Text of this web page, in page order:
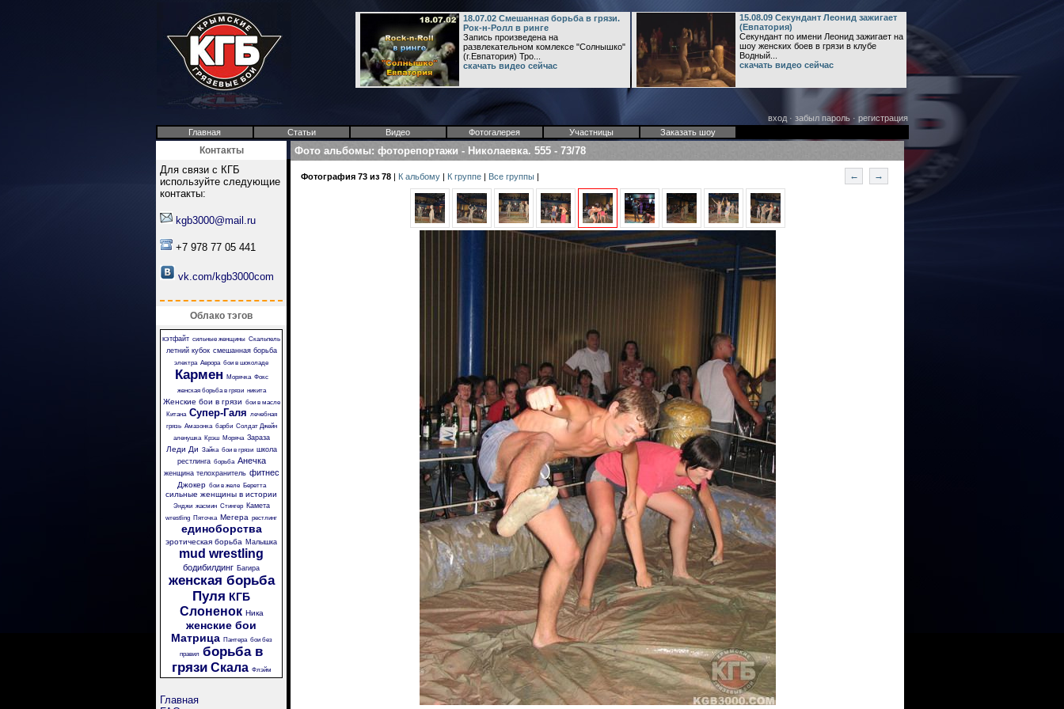
18.07.02 Смешанная борьба в грязи.
Рок-н-Ролл в ринге
Запись произведена на
развлекательном комлексе "Солнышко"
(г.Евпатория) Тро...
скачать видео сейчас
15.08.09 Секундант Леонид зажигает
(Евпатория)
Секундант по имени Леонид зажигает на
шоу женских боев в грязи в клубе
Водный...
скачать видео сейчас
вход· забыл пароль· регистрация
Главная
Статьи Видео Фотогалерея Участницы Заказать шоу
Контакты
Для связи с КГБ
используйте следующие
контакты:
kgb3000@mail.ru
+7 978 77 05 441
vk.com/kgb3000com
Облако тэгов
кэтфайт сильные женщины Скальпель
летний кубок смешанная борьба
электра Аврора бои в шоколаде
Кармен Морячка Фокс
женская борьба в грязи никита
Женские бои в грязи бои в масле
Китана Супер-Галя лечебная
грязь Амазонка барби Солдат Джейн
аленушка
Крэш Моряча Зараза
Леди Ди Зайка бои в грязи школа
рестлинга борьба Анечка
женщина телохранитель фитнес
Джокер бои в желе Беретта
сильные женщины в истории
Энджи жасмин Стингер Камета
wrestling Пяточка Мегера рестлинг
единоборства
эротическая борьба Малышка
mud wrestling
бодибилдинг Багира
женская борьба
Пуля КГБ
Слоненок Ника
женские бои
Матрица
Пантера бои без
правил борьба в
грязи Скала Флэйм
Главная
Фото альбомы: фоторепортажи - Николаевка. 555 - 73/78
Фотография 73 из 78 | К альбому | К группе | Все группы | ← →